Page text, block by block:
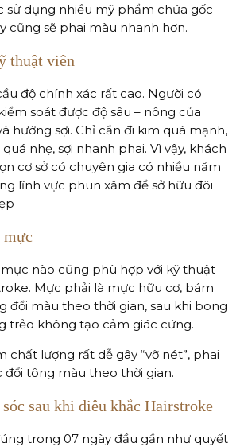
sử dụng nhiều mỹ phẩm chứa gốc
cũng sẽ phai màu nhanh hơn.
thuật viên
độ chính xác rất cao. Người có
soát được độ sâu – nông của
hướng sợi. Chỉ cần đi kim quá mạnh,
nhẹ, sợi nhanh phai. Vì vậy, khách
cơ sở có chuyên gia có nhiều năm
lĩnh vực phun xăm để sở hữu đôi
mực
nào cũng phù hợp với kỹ thuật
Mực phải là mực hữu cơ, bám
đổi màu theo thời gian, sau khi bong
trẻo không tạo cảm giác cứng.
chất lượng rất dễ gây “vỡ nét”, phai
đổi tông màu theo thời gian.
sóc sau khi điêu khắc Hairstroke
trong 07 ngày đầu gần như quyết